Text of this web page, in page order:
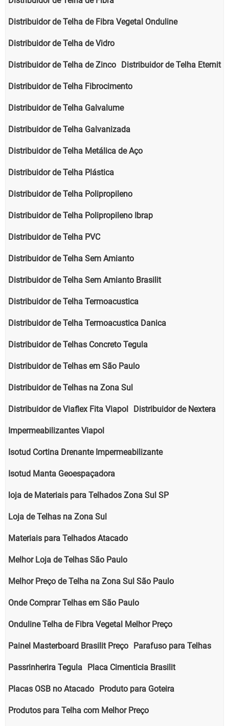
Distribuidor de Telha de Fibra Vegetal Onduline
Distribuidor de Telha de Vidro
Distribuidor de Telha de Zinco Distribuidor de Telha Eternit
Distribuidor de Telha Fibrocimento
Distribuidor de Telha Galvalume
Distribuidor de Telha Galvanizada
Distribuidor de Telha Metálica de Aço
Distribuidor de Telha Plástica
Distribuidor de Telha Polipropileno
Distribuidor de Telha Polipropileno Ibrap
Distribuidor de Telha PVC
Distribuidor de Telha Sem Amianto
Distribuidor de Telha Sem Amianto Brasilit
Distribuidor de Telha Termoacustica
Distribuidor de Telha Termoacustica Danica
Distribuidor de Telhas Concreto Tegula
Distribuidor de Telhas em São Paulo
Distribuidor de Telhas na Zona Sul
Distribuidor de Viaflex Fita Viapol Distribuidor de Nextera
Impermeabilizantes Viapol
Isotud Cortina Drenante Impermeabilizante
Isotud Manta Geoespaçadora
loja de Materiais para Telhados Zona Sul SP
Loja de Telhas na Zona Sul
Materiais para Telhados Atacado
Melhor Loja de Telhas São Paulo
Melhor Preço de Telha na Zona Sul São Paulo
Onde Comprar Telhas em São Paulo
Onduline Telha de Fibra Vegetal Melhor Preço
Painel Masterboard Brasilit Preço Parafuso para Telhas
Passrinherira Tegula Placa Cimenticia Brasilit
Placas OSB no Atacado Produto para Goteira
Produtos para Telha com Melhor Preço